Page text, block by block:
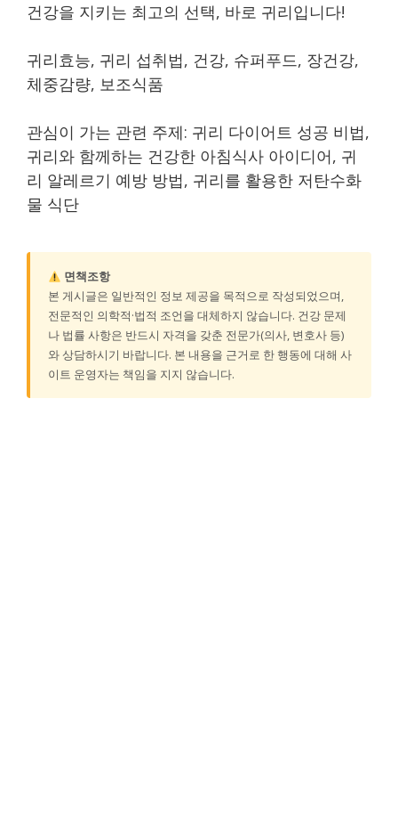
건강을 지키는 최고의 선택, 바로 귀리입니다!
귀리효능, 귀리 섭취법, 건강, 슈퍼푸드, 장건강,
체중감량, 보조식품
관심이 가는 관련 주제: 귀리 다이어트 성공 비법,
귀리와 함께하는 건강한 아침식사 아이디어, 귀
리 알레르기 예방 방법, 귀리를 활용한 저탄수화
물 식단
면책조항
본 게시글은 일반적인 정보 제공을 목적으로 작성되었으며,
전문적인 의학적·법적 조언을 대체하지 않습니다. 건강 문제
나 법률 사항은 반드시 자격을 갖춘 전문가(의사, 변호사 등)
와 상담하시기 바랍니다. 본 내용을 근거로 한 행동에 대해 사
이트 운영자는 책임을 지지 않습니다.